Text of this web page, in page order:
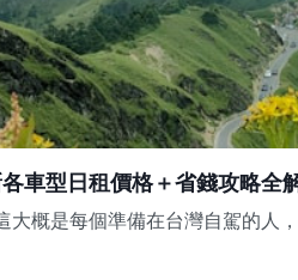
車型日租價格＋省錢攻略全
大概是每個準備在台灣自駕的